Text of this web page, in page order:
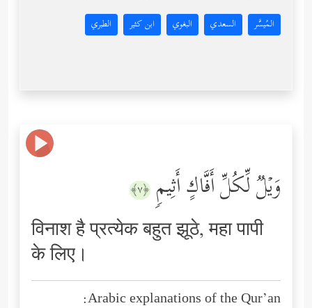
المُيسَّر السعدي البغوي ابن كثير الطبري
وَیۡلࣱ لِّكُلِّ أَفَّاكٍ أَثِیمࣲ ﴿٧﴾
विनाश है प्रत्येक बहुत झूठे, महा पापी
के लिए।
Arabic explanations of the Qur’an: